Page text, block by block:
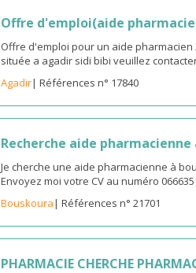
Offre d'emploi(aide
Offre d'emploi pour un aide
située a agadir sidi bibi veuillez contacter
Agadir| Références n° 17840
Recherche aide pharmacienne
Je cherche une aide pharmacienne à
Envoyez moi votre CV au numéro
Bouskoura| Références n° 21701
PHARMACIE CHERCHE